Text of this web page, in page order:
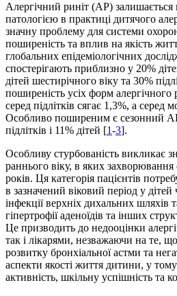
Алергічний риніт (АР)
патологією в практиці дитячого
значну проблему для системи
поширеність та вплив на якість
глобальних епідеміологічних
спостерігають приблизно у 20%
дітей шестирічного віку та 30%
поширеність усіх форм
серед підлітків сягає 1,3%, а серед
Особливо поширеним є сезонний
підлітків і 11% дітей [1-3].
Особливу стурбованість викликає
раннього віку, в яких
років. Ця категорія пацієнтів
в зазначений віковий період у дітей
інфекції верхніх дихальних шляхів
гіпертрофії аденоїдів та інших
Це призводить до недооцінки
так і лікарями, незважаючи на те,
розвитку бронхіальної астми та
аспекти якості життя дитини, у
активність, шкільну успішність та